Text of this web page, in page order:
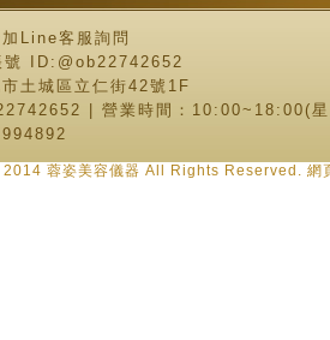
Line客服詢問
號 ID:@ob22742652
土城區立仁街42號1F
| 營業時間：10:00~18:00(星
蓉姿美容儀器 All Rights Reserved. 網